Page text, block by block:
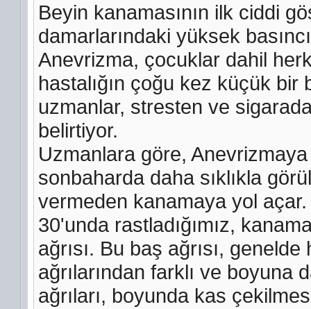
Beyin kanamasının ilk ciddi
damarlarındaki yüksek
Anevrizma, çocuklar dahil
hastalığın çoğu kez küçük bir
uzmanlar, stresten ve
belirtiyor.
Uzmanlara göre,
sonbaharda daha sıklıkla
vermeden kanamaya yol
30'unda rastladığımız,
ağrısı. Bu baş ağrısı,
ağrılarından farklı ve boyuna
ağrıları, boyunda kas